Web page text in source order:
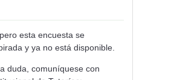
esta encuesta se
y ya no está disponible.
duda, comuníquese con